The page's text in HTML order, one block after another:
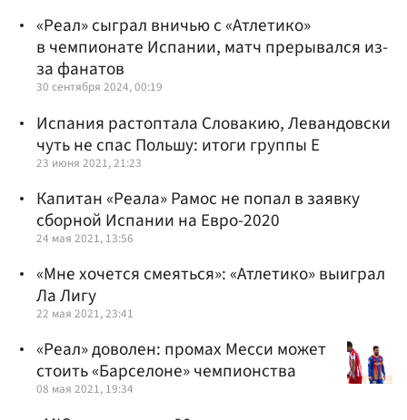
«Реал» сыграл вничью с «Атлетико»
в чемпионате Испании, матч прерывался из-
за фанатов
30 сентября 2024, 00:19
Испания растоптала Словакию, Левандовски
чуть не спас Польшу: итоги группы E
23 июня 2021, 21:23
Капитан «Реала» Рамос не попал в заявку
сборной Испании на Евро-2020
24 мая 2021, 13:56
«Мне хочется смеяться»: «Атлетико» выиграл
Ла Лигу
22 мая 2021, 23:41
«Реал» доволен: промах Месси может
стоить «Барселоне» чемпионства
08 мая 2021, 19:34